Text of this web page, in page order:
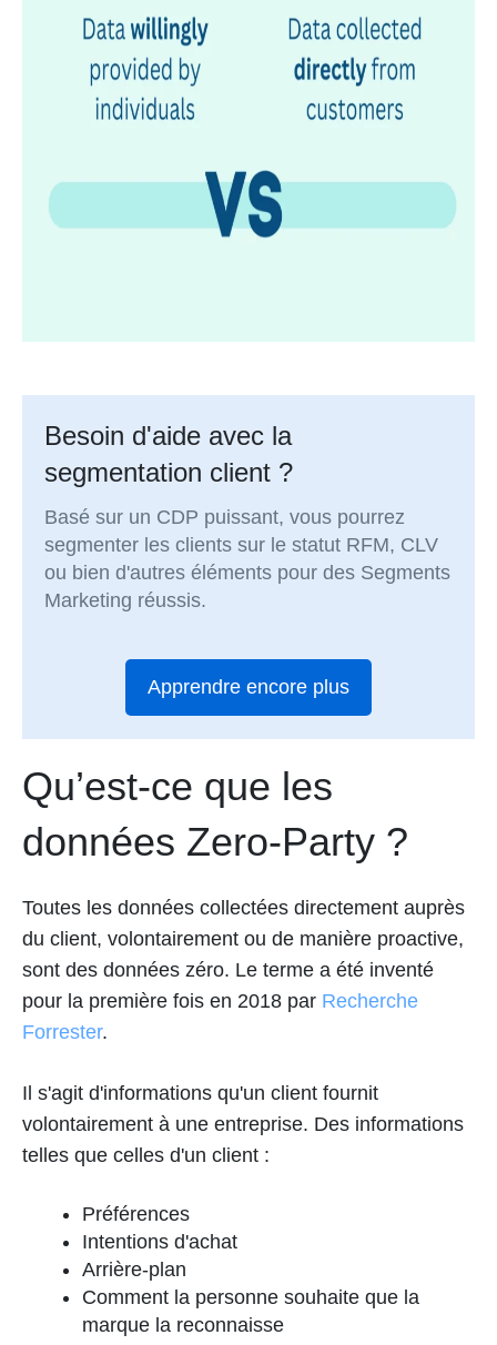
Besoin d'aide avec la
segmentation client ?
Basé sur un CDP puissant, vous pourrez
segmenter les clients sur le statut RFM, CLV
ou bien d'autres éléments pour des Segments
Marketing réussis.
Apprendre encore plus
Qu’est-ce que les
données Zero-Party ?
Toutes les données collectées directement auprès
du client, volontairement ou de manière proactive,
sont des données zéro. Le terme a été inventé
pour la première fois en 2018 par Recherche
Forrester.
Il s'agit d'informations qu'un client fournit
volontairement à une entreprise. Des informations
telles que celles d'un client :
Préférences
Intentions d'achat
Arrière-plan
Comment la personne souhaite que la
marque la reconnaisse